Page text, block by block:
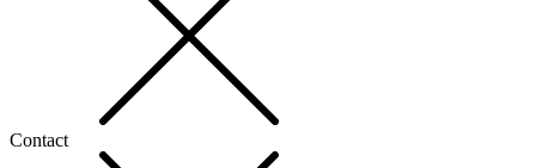
Contact